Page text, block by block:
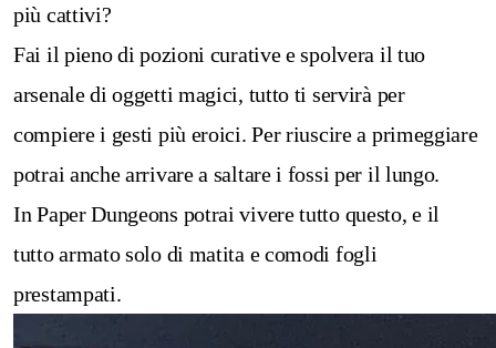
più cattivi?
Fai il pieno di pozioni curative e spolvera il tuo
arsenale di oggetti magici, tutto ti servirà per
compiere i gesti più eroici. Per riuscire a primeggiare
potrai anche arrivare a saltare i fossi per il lungo.
In Paper Dungeons potrai vivere tutto questo, e il
tutto armato solo di matita e comodi fogli
prestampati.